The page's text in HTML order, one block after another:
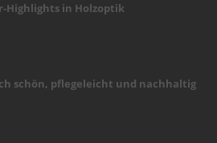
Highlights in Holzoptik
schön, pflegeleicht und nachhaltig